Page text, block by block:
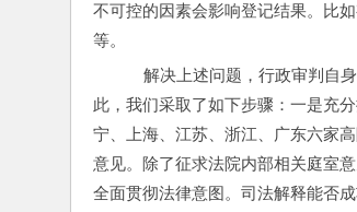
不可控的因素会影响登记结果。比
等。
解决上述问题，行政审判自
此，我们采取了如下步骤：一是充
宁、上海、江苏、浙江、广东六家
意见。除了征求法院内部相关庭室
全面贯彻法律意图。司法解释能否